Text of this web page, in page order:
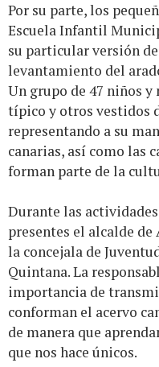
Por su parte, los
Escuela Infantil
su particular versión
levantamiento del
Un grupo de 47 niños
típico y otros vestidos
representando a su
canarias, así como las
forman parte de la
Durante las
presentes el alcalde de
la concejala de
Quintana. La
importancia de
conforman el acervo
de manera que
que nos hace únicos.